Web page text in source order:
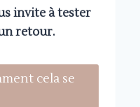
invite à tester
retour.
cela se